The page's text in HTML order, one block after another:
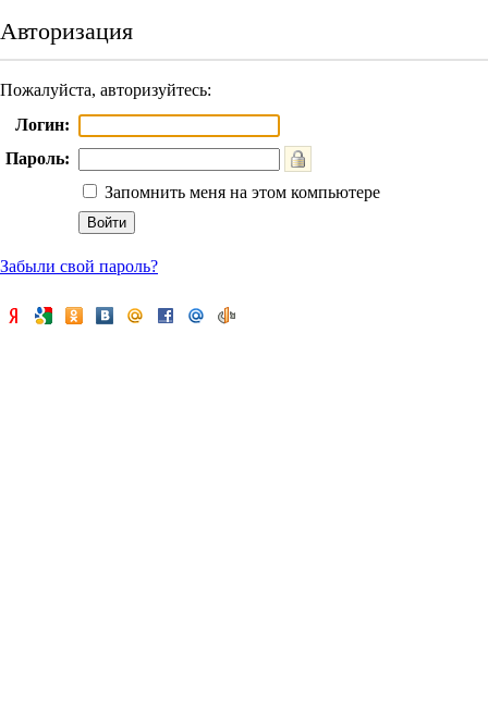
Авторизация
Пожалуйста, авторизуйтесь:
Логин:
Пароль:
Запомнить меня на этом компьютере
Забыли свой пароль?